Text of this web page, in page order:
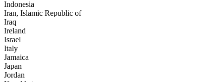
Indonesia
Iran, Islamic Republic of
Iraq
Ireland
Israel
Italy
Jamaica
Japan
Jordan